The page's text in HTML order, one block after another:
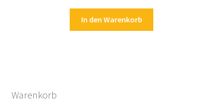
In den Warenkorb
Warenkorb